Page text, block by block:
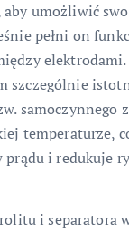
umożliwić
pełni on
szczególnie
samoczynnego
temperaturze,
prądu i redukuje
i separatora